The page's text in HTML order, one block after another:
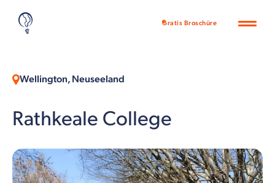
Gratis Broschüre
Wellington, Neuseeland
Rathkeale College